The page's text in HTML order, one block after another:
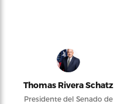
Thomas Rivera Schatz
Presidente del Senado de